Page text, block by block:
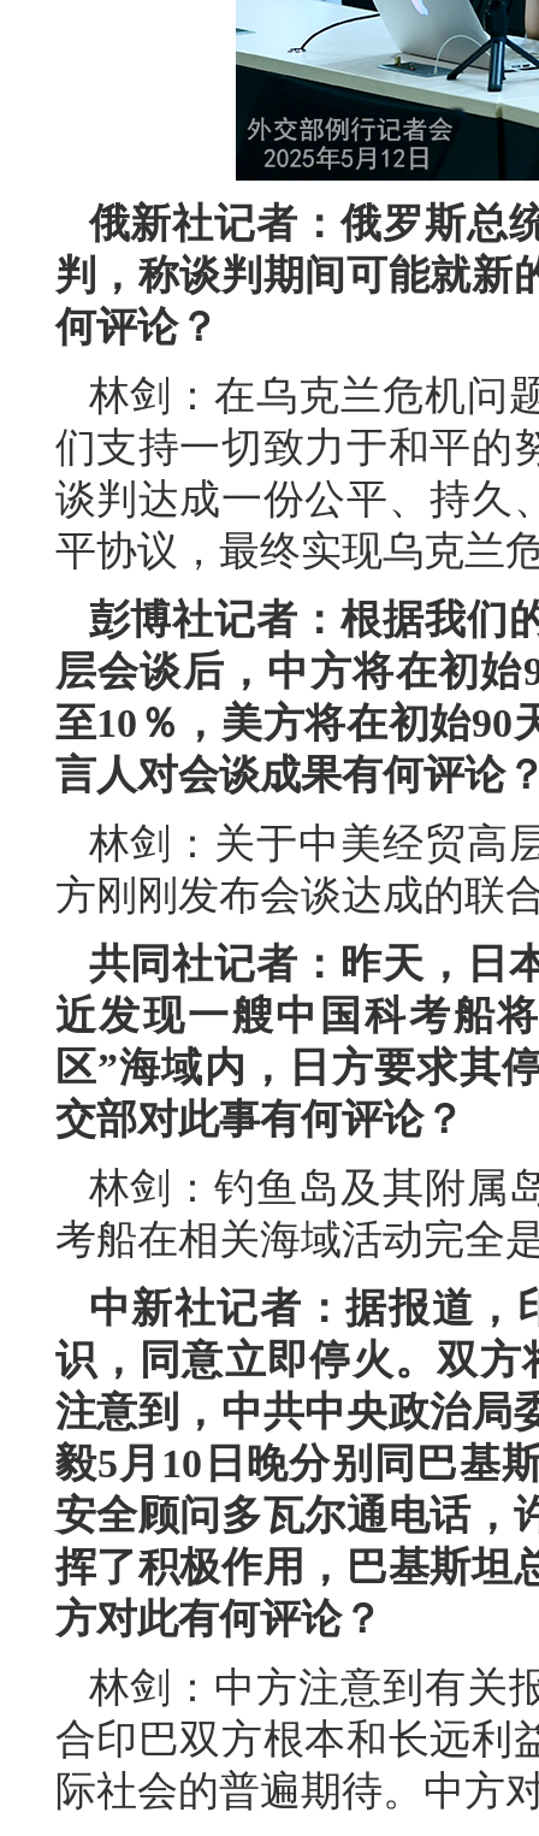
俄新社记者：俄罗斯总
判，称谈判期间可能就新
何评论？
林剑：在乌克兰危机问
们支持一切致力于和平的
谈判达成一份公平、持久
平协议，最终实现乌克兰
彭博社记者：根据我们
层会谈后，中方将在初始
至10％，美方将在初始90
言人对会谈成果有何评论
林剑：关于中美经贸高
方刚刚发布会谈达成的联
共同社记者：昨天，日
近发现一艘中国科考船
区”海域内，日方要求其
交部对此事有何评论？
林剑：钓鱼岛及其附属
考船在相关海域活动完全
中新社记者：据报道，
识，同意立即停火。双方
注意到，中共中央政治局
毅5月10日晚分别同巴基
安全顾问多瓦尔通电话，
挥了积极作用，巴基斯坦
方对此有何评论？
林剑：中方注意到有关
合印巴双方根本和长远利
际社会的普遍期待。中方